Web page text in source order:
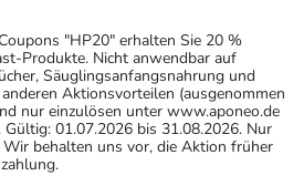
"HP20" erhalten Sie 20 %
Produkte. Nicht anwendbar auf
Säuglingsanfangsnahrung und
Aktionsvorteilen (ausgenommen
nur einzulösen unter www.aponeo.de
01.07.2026 bis 31.08.2026. Nur
behalten uns vor, die Aktion früher